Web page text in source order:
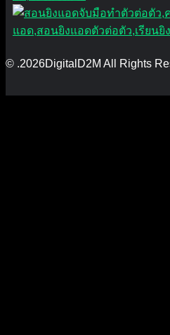
© .2026DigitalD2M All Rights